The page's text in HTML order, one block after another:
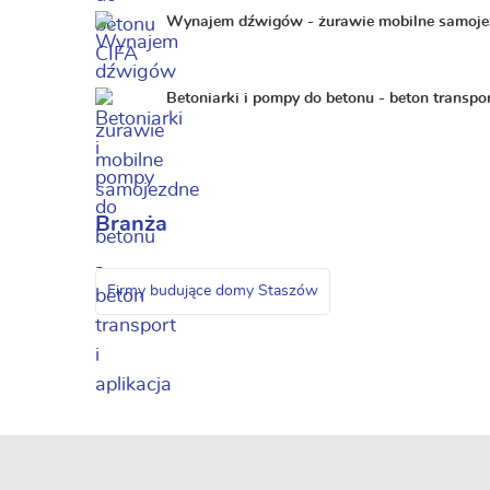
Wynajem dźwigów - żurawie mobilne
Betoniarki i pompy do betonu - beton
Branża
Firmy budujące domy Staszów